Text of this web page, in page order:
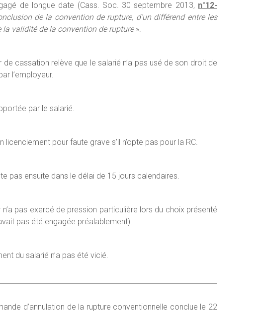
de longue date (Cass. Soc. 30 septembre 2013, n°12-
de la convention de rupture, d’un différend entre les
la validité de la convention de rupture».
cassation relève que le salarié n’a pas usé de son droit de
l’employeur.
par le salarié.
pour faute grave s’il n’opte pas pour la RC.
pas ensuite dans le délai de 15 jours calendaires.
pas exercé de pression particulière lors du choix présenté
pas été engagée préalablement).
du salarié n’a pas été vicié.
d’annulation de la rupture conventionnelle conclue le 22